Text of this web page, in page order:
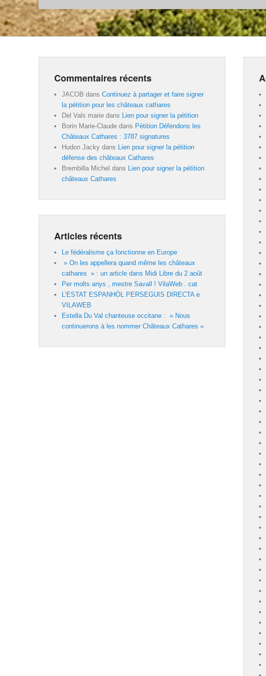
Commentaires récents
JACOB dans Continuez à partager et faire signer
la pétition pour les châteaux cathares
Del Vals marie dans
Lien pour signer la pétition
Borin Marie-Claude dans Pétition Défendons les
Châteaux Cathares : 3787 signatures
Hudon Jacky dans
Lien pour signer la pétition
défense des châteaux Cathares
Brembilla Michel dans
Lien pour signer la pétition
châteaux Cathares
Articles récents
Le fédéralisme ça fonctionne en Europe
» On les appellera quand même les châteaux
cathares » : un article dans Midi Libre du 2 août
Per molts anys , mestre Savall ! VilaWeb . cat
L’ESTAT ESPANHÒL PERSEGUIS DIRECTA e
VILAWEB
Estella Du Val chanteuse occitane : » Nous
continuerons à les nommer Châteaux Cathares «